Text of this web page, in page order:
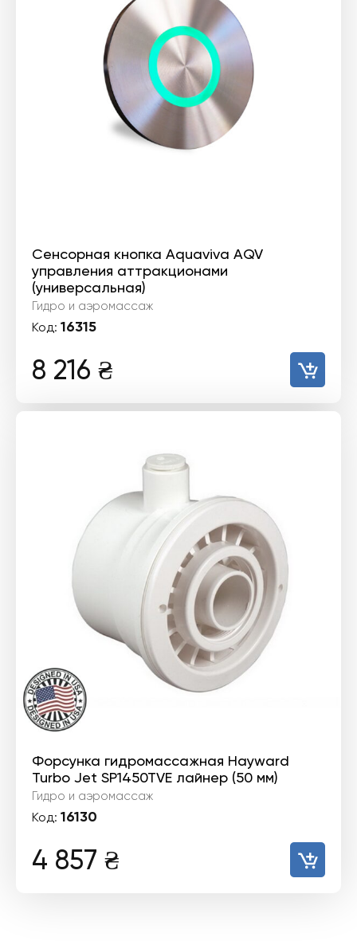
Сенсорная кнопка Aquaviva AQV
управления аттракционами
(универсальная)
Гидро и аэромассаж
Код: 16315
8 216 ₴
Форсунка гидромассажная Hayward
Turbo Jet SP1450TVE лайнер (50 мм)
Гидро и аэромассаж
Код: 16130
4 857 ₴